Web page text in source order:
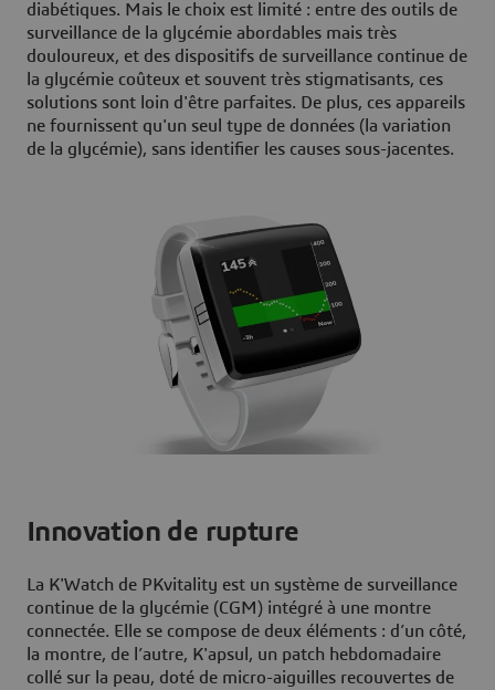
diabétiques. Mais le choix est limité : entre des outils de
surveillance de la glycémie abordables mais très
douloureux, et des dispositifs de surveillance continue de
la glycémie coûteux et souvent très stigmatisants, ces
solutions sont loin d'être parfaites. De plus, ces appareils
ne fournissent qu'un seul type de données (la variation
de la glycémie), sans identifier les causes sous-jacentes.
Innovation de rupture
La K'Watch de PKvitality est un système de surveillance
continue de la glycémie (CGM) intégré à une montre
connectée. Elle se compose de deux éléments : d’un côté,
la montre, de l’autre, K'apsul, un patch hebdomadaire
collé sur la peau, doté de micro-aiguilles recouvertes de